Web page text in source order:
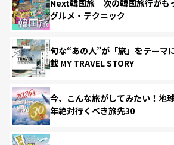
Next韓国旅 次の韓国旅行がも
グルメ・テクニック
旬な“あの人”が「旅」をテーマ
載 MY TRAVEL STORY
今、こんな旅がしてみたい！地
年絶対行くべき旅先30